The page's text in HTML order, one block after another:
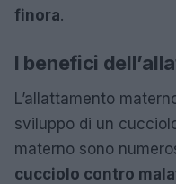
finora.
I benefici
L’allattamento
sviluppo di un
materno sono
cucciolo contro